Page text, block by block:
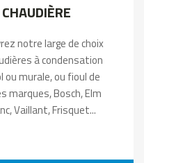
CHAUDIÈRE
notre large de choix
à condensation
ou murale, ou fioul de
marques, Bosch, Elm
Vaillant, Frisquet...